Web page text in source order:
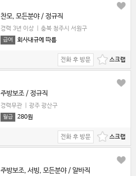
찬모, 모든분야 / 정규직
경력 3년 이상 충북 청주시 서원구
급여 회사내규에 따름
전화 후 방문
주방보조 / 정규직
경력무관 광주 광산구
월급 280원
전화 후 방문
주방보조, 서빙, 모든분야 / 알바직